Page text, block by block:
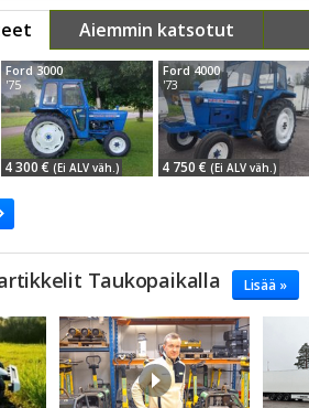
Aiemmin katsotut
Ford 3000
'75
4 300 € (Ei ALV väh.)
Ford 4000
'73
4 750 € (Ei ALV väh.)
Taukopaikalla Lisää »